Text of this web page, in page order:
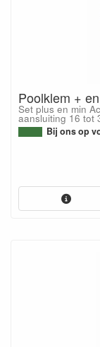
Poolklem +
Set plus en min
aansluiting 16 tot
Bij ons op